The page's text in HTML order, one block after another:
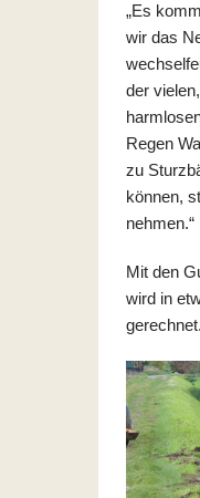
„Es
wir das
der
Regen
zu
können,
nehmen.“
Mit den
wird in
gerechnet.